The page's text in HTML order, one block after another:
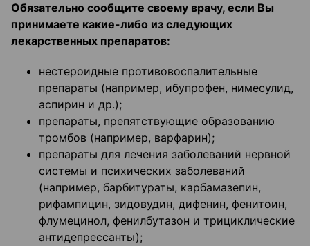
Обязательно сообщите своему врачу, если Вы
принимаете какие-либо из следующих
лекарственных препаратов:
нестероидные противовоспалительные
препараты (например, ибупрофен, нимесулид,
аспирин и др.);
препараты, препятствующие образованию
тромбов (например, варфарин);
препараты для лечения заболеваний нервной
системы и психических заболеваний
(например, барбитураты, карбамазепин,
рифампицин, зидовудин, дифенин, фенитоин,
флумецинол, фенилбутазон и трициклические
антидепрессанты);